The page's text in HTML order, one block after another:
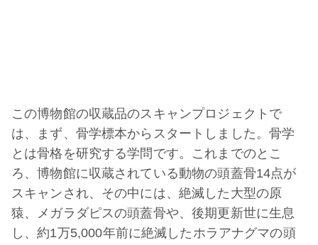
この博物館の収蔵品のスキャンプロジェクトで
は、まず、骨学標本からスタートしました。骨学
とは骨格を研究する学問です。これまでのとこ
ろ、博物館に収蔵されている動物の頭蓋骨14点が
スキャンされ、その中には、絶滅した大型の原
猿、メガラダピスの頭蓋骨や、後期更新世に生息
し、約1万5,000年前に絶滅したホラアナグマの頭